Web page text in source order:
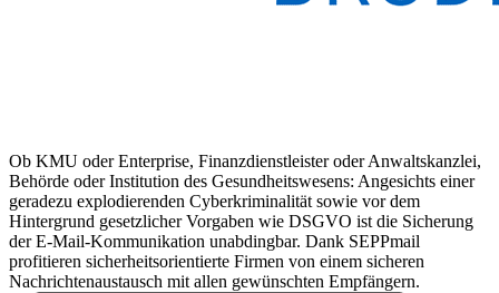
Ob KMU oder Enterprise, Finanzdienstleister oder Anwaltskanzlei,
Behörde oder Institution des Gesundheitswesens: Angesichts einer
geradezu explodierenden Cyberkriminalität sowie vor dem
Hintergrund gesetzlicher Vorgaben wie DSGVO ist die Sicherung
der E-Mail-Kommunikation unabdingbar. Dank SEPPmail
profitieren sicherheitsorientierte Firmen von einem sicheren
Nachrichtenaustausch mit allen gewünschten Empfängern.